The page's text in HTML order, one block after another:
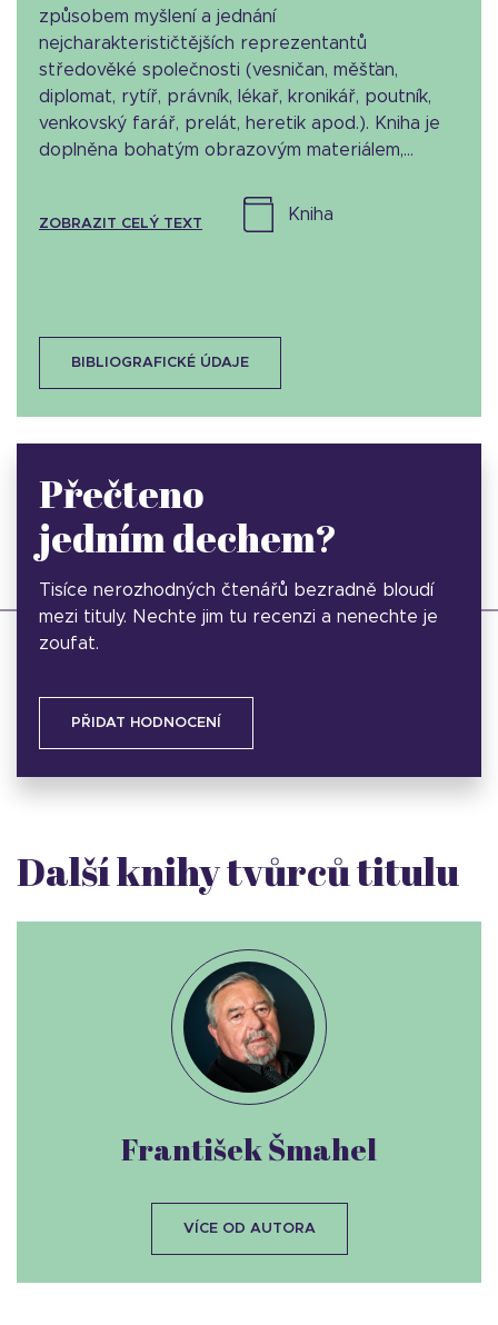
způsobem myšlení a jednání
nejcharakterističtějších reprezentantů
středověké společnosti (vesničan, měšťan,
diplomat, rytíř, právník, lékař, kronikář, poutník,
venkovský farář, prelát, heretik apod.). Kniha je
doplněna bohatým obrazovým materiálem,...
ZOBRAZIT CELÝ TEXT
kniha
BIBLIOGRAFICKÉ ÚDAJE
Přečteno
jedním dechem?
Tisíce nerozhodných čtenářů bezradně bloudí
mezi tituly. Nechte jim tu recenzi a nenechte je
zoufat.
PŘIDAT HODNOCENÍ
Další knihy tvůrců titulu
František Šmahel
VÍCE OD AUTORA